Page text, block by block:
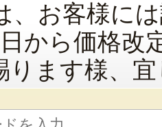
、お客様に
から価格改
ります様、